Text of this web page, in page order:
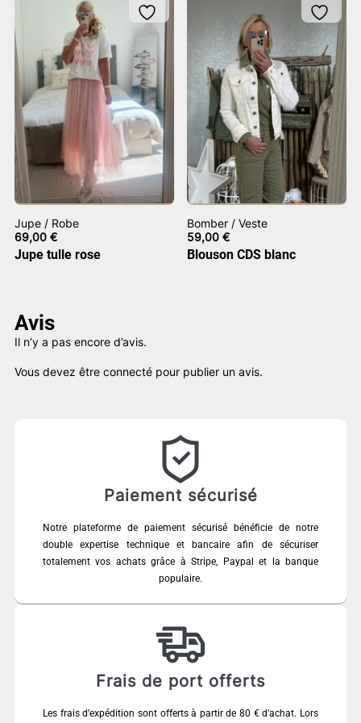
Jupe / Robe
69,00 €
Jupe tulle rose
Bomber / Veste
59,00€
Blouson CDS blanc
Avis
Il n’y a pas encore d’avis.
Vous devez être connecté pour publier un avis.
Paiement sécurisé
Notre plateforme de paiement sécurisé bénéficie de notre
double expertise technique et bancaire afin de sécuriser
totalement vos achats grâce à Stripe, Paypal et la banque
populaire.
Frais de port offerts
Les frais d’expédition sont offerts à partir de 80 € d’achat. Lors